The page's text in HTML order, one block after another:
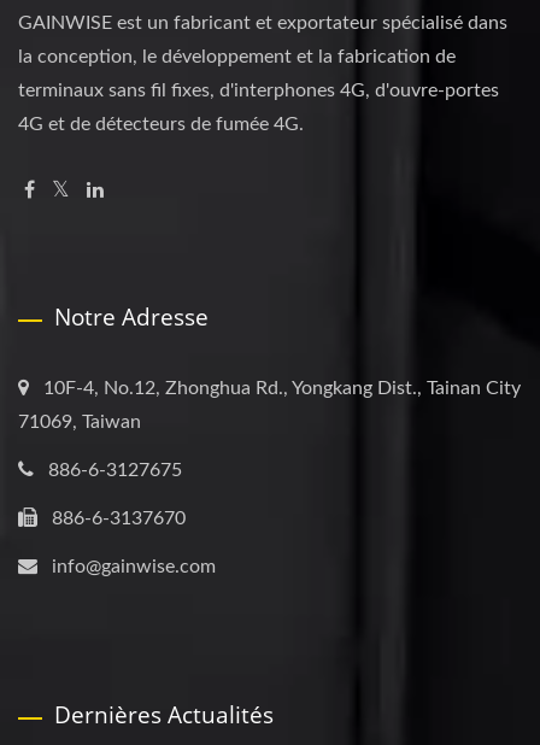
GAINWISE est un fabricant et exportateur spécialisé dans
la conception, le développement et la fabrication de
terminaux sans fil fixes, d'interphones 4G, d'ouvre-portes
4G et de détecteurs de fumée 4G.
Notre Adresse
10F-4, No.12, Zhonghua Rd., Yongkang Dist., Tainan City
71069, Taiwan
886-6-3127675
886-6-3137670
info@gainwise.com
Dernières Actualités